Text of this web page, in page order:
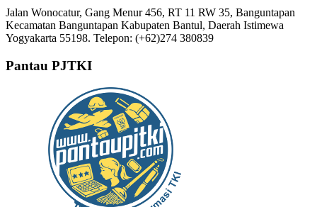
Jalan Wonocatur, Gang Menur 456, RT 11 RW 35, Banguntapan
Kecamatan Banguntapan Kabupaten Bantul, Daerah Istimewa
Yogyakarta 55198. Telepon: (+62)274 380839
Pantau PJTKI